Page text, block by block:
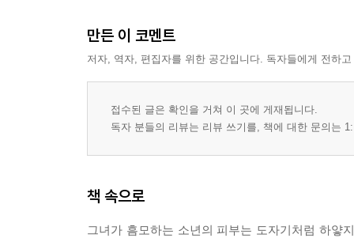
만든 이 코멘트
저자, 역자, 편집자를 위한 공간입니다. 독자들에게 전하
접수된 글은 확인을 거쳐 이 곳에 게재됩니다.
독자 분들의 리뷰는 리뷰 쓰기를, 책에 대한 문의는
책 속으로
그녀가 흠모하는 소년의 피부는 도자기처럼 하얗